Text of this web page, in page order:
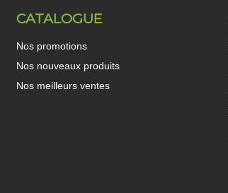
CATALOGUE
Nos promotions
Nos nouveaux produits
Nos meilleurs ventes